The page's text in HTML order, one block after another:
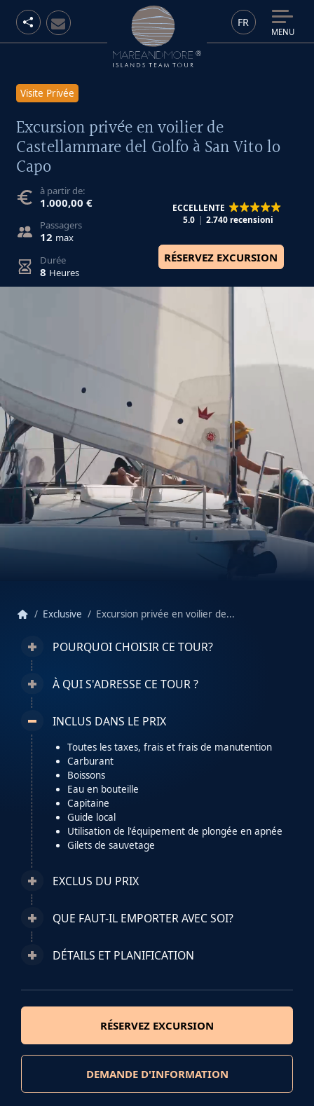
FR
MENU
Visite Privée
Excursion privée en voilier de
Castellammare del Golfo à San Vito lo
Capo
à partir de:
1.000,00 €
Passagers
12 max
Durée
8 Heures
ECCELLENTE
5.0
2.740 recensioni
RÉSERVEZ EXCURSION
homeExclusive Excursion privée en voilier de...
POURQUOI CHOISIR CE TOUR?
À QUI S'ADRESSE CE TOUR ?
INCLUS DANS LE PRIX
Toutes les taxes, frais et frais de manutention
Carburant
Boissons
Eau en bouteille
Capitaine
Guide local
Utilisation de l'équipement de plongée en apnée
Gilets de sauvetage
EXCLUS DU PRIX
QUE FAUT-IL EMPORTER AVEC SOI?
DÉTAILS ET PLANIFICATION
RÉSERVEZ EXCURSION
DEMANDE D'INFORMATION